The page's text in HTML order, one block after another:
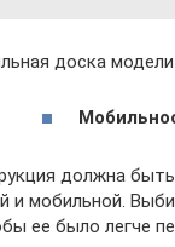
доска
должна
и мобильной.
ее было легче